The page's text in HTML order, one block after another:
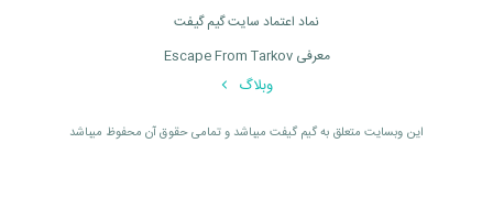
نماد اعتماد سایت گیم گیفت
معرفی Escape From Tarkov
وبلاگ
اين وبسايت متعلق به گیم گیفت ميباشد و تمامی حقوق آن محفوظ ميباشد